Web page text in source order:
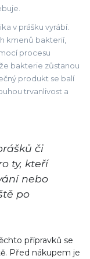
v prášku vyrábí.
kmenů bakterií,
procesu
bakterie zůstanou
produkt se balí
trvanlivost a
či
ty, kteří
nebo
po
přípravků se
Před nákupem je